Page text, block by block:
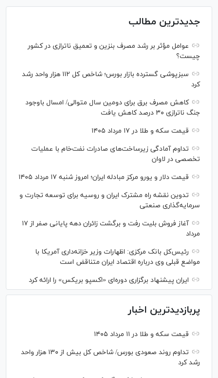
جدیدترین مطالب
عوامل مؤثر بر رشد مصرف بنزین و تعمیق ناترازی در کشور
چیست؟
سبزپوشی گسترده بازار بورس؛ شاخص کل ۱۱۲ هزار واحد رشد
کرد
کاهش مصرف برق برای دومین سال متوالی/ امسال باوجود
جنگ ناترازی ۳۰ درصد کاهش یافت
قیمت سکه و طلا در ۱۷ مرداد ۱۴۰۵
تداوم آمادگی زیرساخت‌های صادرات نفت‌خام با عملیات
تخصصی در لاوان
قیمت دلار و یورو مرکز مبادله ایران؛ امروز شنبه ۱۷ مرداد ۱۴۰۵
تدوین نقشه راه مشترک ایران و روسیه برای توسعه تجارت و
سرمایه‌گذاری صنعتی
آغاز فروش بلیت رفت و برگشت زائران دهه پایانی صفر از ۱۷
مرداد
رئیس‌کل بانک مرکزی: اظهارات وزیر خزانه‌داری آمریکا با
مواضع قبلی وی درباره اقتصاد ایران متناقض است
ایران پیشنهاد برگزاری دوره‌ای «اکسپو بریکس» را ارائه کرد
پربازدیدترین اخبار
قیمت سکه و طلا در ۱۱ مرداد ۱۴۰۵
تداوم روند صعودی بورس/ شاخص کل بیش از ۱۳۰ هزار واحد
رشد کرد